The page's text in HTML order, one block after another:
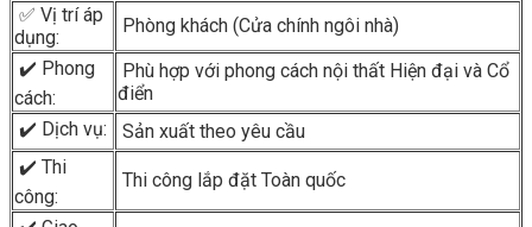
✅ Vị trí áp
dụng:
Phòng khách (Cửa chính ngôi nhà)
✔️ Phong
cách:
Phù hợp với phong cách nội thất Hiện đại và Cổ
điển
✔️ Dịch vụ:
Sản xuất theo yêu cầu
✔️ Thi
công:
Thi công lắp đặt Toàn quốc